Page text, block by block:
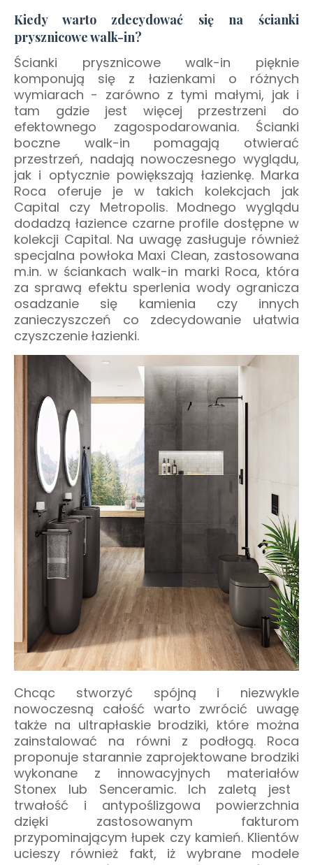
Kiedy warto zdecydować się na ścianki
prysznicowe walk-in?
Ścianki prysznicowe walk-in pięknie
komponują się z łazienkami o różnych
wymiarach - zarówno z tymi małymi, jak i
tam gdzie jest więcej przestrzeni do
efektownego zagospodarowania. Ścianki
boczne walk-in pomagają
otwierać
przestrzeń, nadają nowoczesnego wyglądu,
jak i optyczniepowiększają łazienkę. Marka
Roca oferuje je
w takich kolekcjach jak
Capital czy Metropolis. Modnego wyglądu
dodadzą łazience czarne profile dostępne w
kolekcji Capital. Na uwagę zasługuje również
specjalna powłoka Maxi Clean, zastosowana
m.in. w ściankach walk-in marki Roca, która
za sprawą efektu sperlenia wody ogranicza
osadzanie się kamienia czy innych
zanieczyszczeń co zdecydowanie ułatwia
czyszczenie łazienki.
Chcąc stworzyć spójną i niezwykle
nowoczesną całość warto zwrócić uwagę
także na ultrapłaskie brodziki, które można
zainstalować na równi z podłogą. Roca
proponuje starannie zaprojektowane brodziki
wykonane z innowacyjnych materiałów
Stonex lub Senceramic. Ich zaletą jest
trwałość i antypoślizgowa powierzchnia
dzięki zastosowanym fakturom
przypominającym łupek czy kamień. Klientów
ucieszy również fakt, iż wybrane modele